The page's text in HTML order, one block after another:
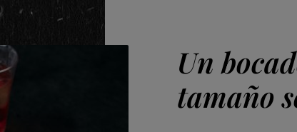
Un
tamaño